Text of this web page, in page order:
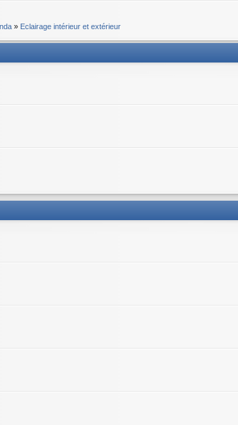
» Eclairage intérieur et extérieur